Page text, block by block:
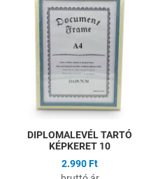
Összehasonlítás
DIPLOMALEVÉL TARTÓ
KÉPKERET 10
2.990 Ft